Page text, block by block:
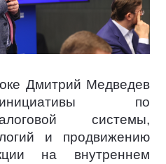
Дмитрий Медведев
по
системы,
и продвижению
на внутреннем